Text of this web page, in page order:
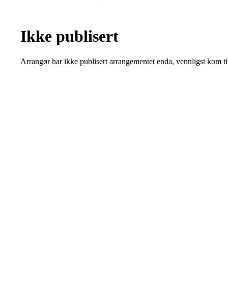
Ikke publisert
Arrangør har ikke publisert arrangementet enda, vennligst kom